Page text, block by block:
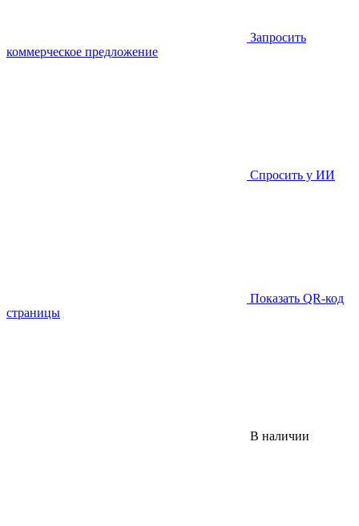
Запросить
коммерческое предложение
Спросить у ИИ
Показать QR-код
страницы
В наличии